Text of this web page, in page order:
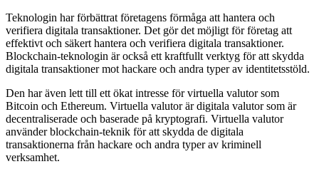
Teknologin har förbättrat företagens förmåga att hantera och
verifiera digitala transaktioner. Det gör det möjligt för företag att
effektivt och säkert hantera och verifiera digitala transaktioner.
Blockchain-teknologin är också ett kraftfullt verktyg för att skydda
digitala transaktioner mot hackare och andra typer av identitetsstöld.
Den har även lett till ett ökat intresse för virtuella valutor som
Bitcoin och Ethereum. Virtuella valutor är digitala valutor som är
decentraliserade och baserade på kryptografi. Virtuella valutor
använder blockchain-teknik för att skydda de digitala
transaktionerna från hackare och andra typer av kriminell
verksamhet.